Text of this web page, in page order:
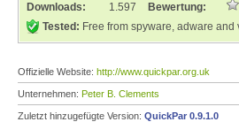
Downloads:
1.597
Bewertung:
Tested: Free from spyware, adware and
Offizielle Website: http://www.quickpar.org.uk
Unternehmen: Peter B. Clements
Zuletzt hinzugefügte Version: QuickPar 0.9.1.0